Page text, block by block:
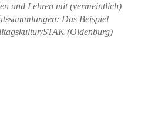
und Lehren mit (vermeintlich)
Das Beispiel
STAK (Oldenburg)